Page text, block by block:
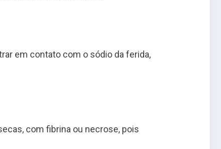
em contato com o sódio da ferida,
com fibrina ou necrose, pois